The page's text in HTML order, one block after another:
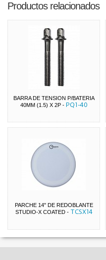
Productos relacionados
BARRA DE TENSION P/BATERIA
40MM (1.5) X 2P- PQ1-40
PARCHE 14" DE REDOBLANTE
STUDIO-X COATED- TCSX14